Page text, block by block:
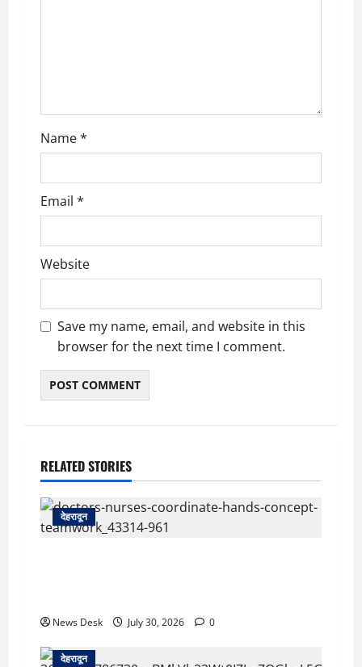
Name*
Email *
Website
Save my name, email, and website in this
browser for the next time I comment.
RELATED STORIES
देहरादून
News Desk July 30, 2026 0
देहरादून